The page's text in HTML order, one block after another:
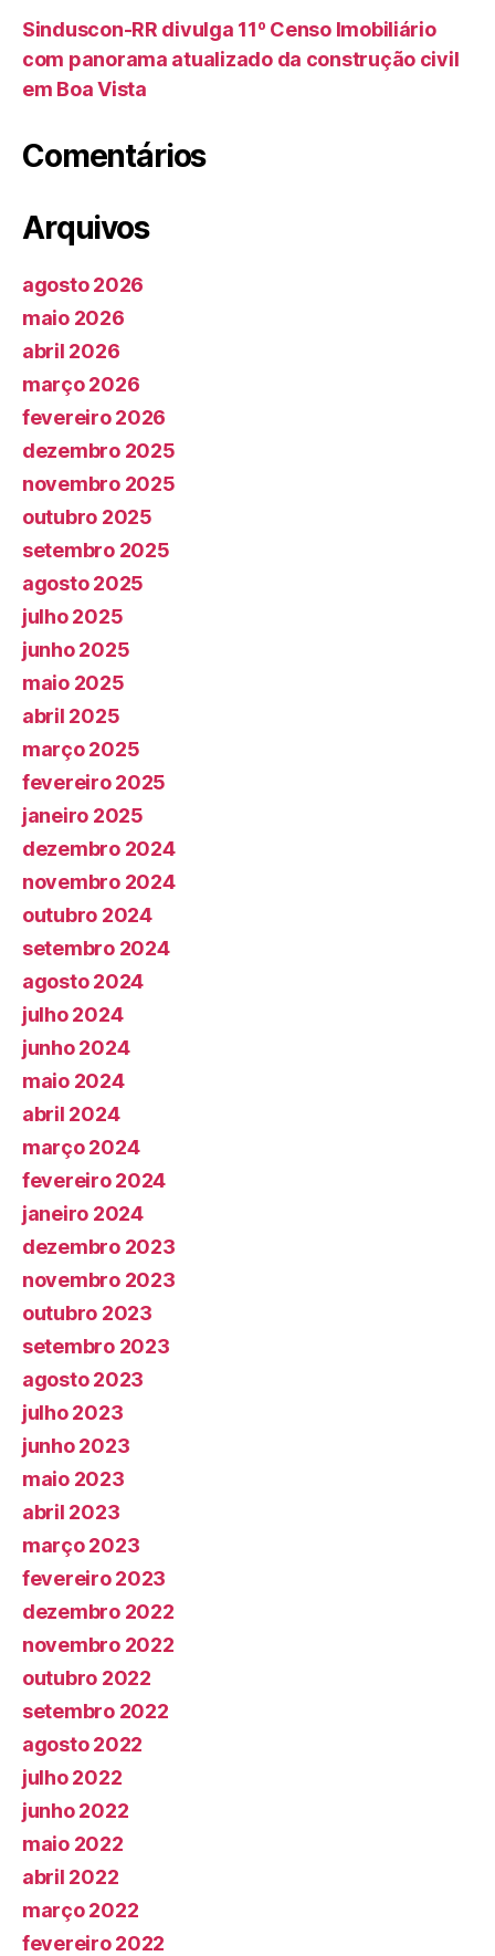
Sinduscon-RR divulga 11º Censo Imobiliário
com panorama atualizado da construção civil
em Boa Vista
Comentários
Arquivos
agosto 2026
maio 2026
abril 2026
março 2026
fevereiro 2026
dezembro 2025
novembro 2025
outubro 2025
setembro 2025
agosto 2025
julho 2025
junho 2025
maio 2025
abril 2025
março 2025
fevereiro 2025
janeiro 2025
dezembro 2024
novembro 2024
outubro 2024
setembro 2024
agosto 2024
julho 2024
junho 2024
maio 2024
abril 2024
março 2024
fevereiro 2024
janeiro 2024
dezembro 2023
novembro 2023
outubro 2023
setembro 2023
agosto 2023
julho 2023
junho 2023
maio 2023
abril 2023
março 2023
fevereiro 2023
dezembro 2022
novembro 2022
outubro 2022
setembro 2022
agosto 2022
julho 2022
junho 2022
maio 2022
abril 2022
março 2022
fevereiro 2022